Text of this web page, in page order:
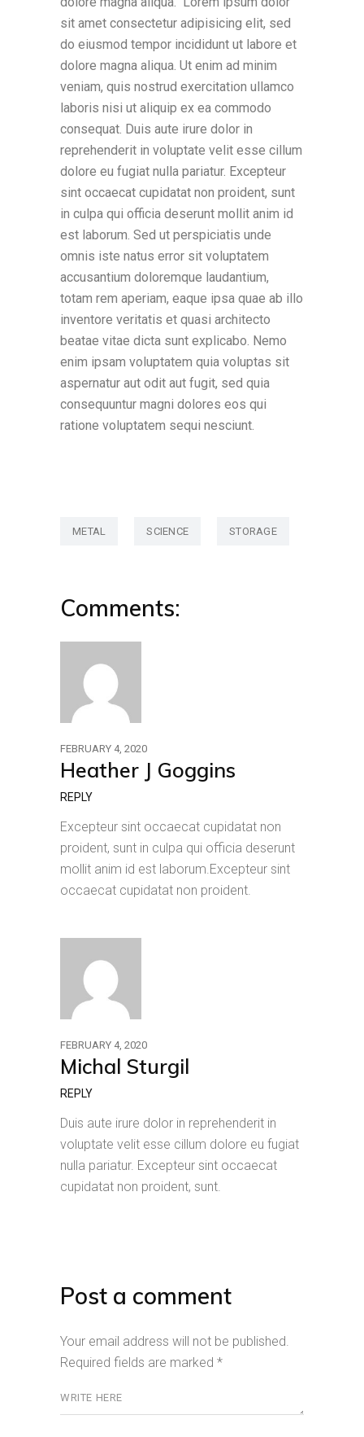
sit amet consectetur adipisicing elit, sed
do eiusmod tempor incididunt ut labore et
dolore magna aliqua. Ut enim ad minim
veniam, quis nostrud exercitation ullamco
laboris nisi ut aliquip ex ea commodo
consequat. Duis aute irure dolor in
reprehenderit in voluptate velit esse cillum
dolore eu fugiat nulla pariatur. Excepteur
sint occaecat cupidatat non proident, sunt
in culpa qui officia deserunt mollit anim id
est laborum. Sed ut perspiciatis unde
omnis iste natus error sit voluptatem
accusantium doloremque laudantium,
totam rem aperiam, eaque ipsa quae ab illo
inventore veritatis et quasi architecto
beatae vitae dicta sunt explicabo. Nemo
enim ipsam voluptatem quia voluptas sit
aspernatur aut odit aut fugit, sed quia
consequuntur magni dolores eos qui
ratione voluptatem sequi nesciunt.
METAL SCIENCE STORAGE
Comments:
FEBRUARY 4, 2020
Heather J Goggins
REPLY
Excepteur sint occaecat cupidatat non
proident, sunt in culpa qui officia deserunt
mollit anim id est laborum.Excepteur sint
occaecat cupidatat non proident.
FEBRUARY 4, 2020
Michal Sturgil
REPLY
Duis aute irure dolor in reprehenderit in
voluptate velit esse cillum dolore eu fugiat
nulla pariatur. Excepteur sint occaecat
cupidatat non proident, sunt.
Post a comment
Your email address will not be published.
Required fields are marked *